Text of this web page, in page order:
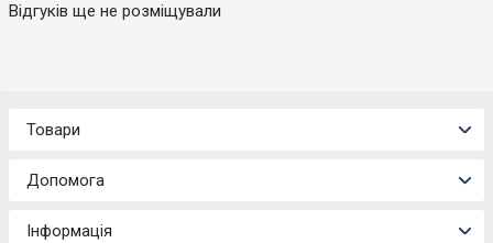
Відгуків ще не розміщували
Товари
Допомога
Інформація